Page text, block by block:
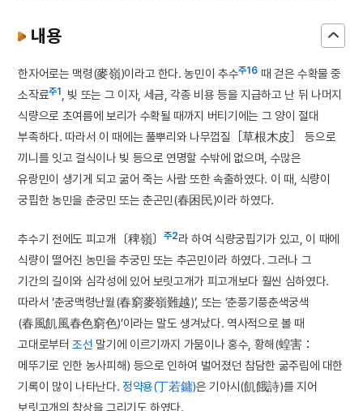
내용
한자어로는 맥령(麥嶺)이라고 한다. 농민이 추수주16때 걷은 수확물 중
소작료주1
, 빚 또는 그 이자, 세금, 각종 비용 등을 지급하고 난 뒤 나머지
식량으로 초여름에 보리가 수확될 때까지 버티기에는 그 양이 절대
부족하다. 따라서 이 때에는 풀뿌리와 나무껍질［草根木皮］ 등으로
끼니를 잇고 걸식이나 빚 등으로 연명할 수밖에 없으며, 수많은
유랑민이 생기게 되고 굶어 죽는 사람 또한 속출하였다. 이 때, 식량이
궁핍한 농민을 춘궁민 또는 춘곤민(春困民)이라 하였다.
추수기 전에도 피고개〔稗嶺〕주2라 하여 식량궁핍기가 있고, 이 때에
식량이 떨어진 농민을 추궁민 또는 추곤민이라 하였다. 그러나 그
기간의 길이와 심각성에 있어 보릿고개가 피고개보다 훨씬 심하였다.
따라서 ‘춘궁맥령난월(春窮麥嶺難越)’, 또는 ‘춘풍기풍춘색궁색
(春風飢風春色窮色)’이라는 말도 생겨났다. 역사적으로 볼 때
고대로부터 조선 말기에 이르기까지 가뭄이나 홍수, 황해(蝗害：
메뚜기로 인한 농사피해) 등으로 인하여 벌어졌던 참담한 굶주림에 대한
기록이 많이 나타난다. 정약용(丁若鏞)은 기아시(飢餓詩)를 지어
보릿고개의 참상을 그리기도 하였다.